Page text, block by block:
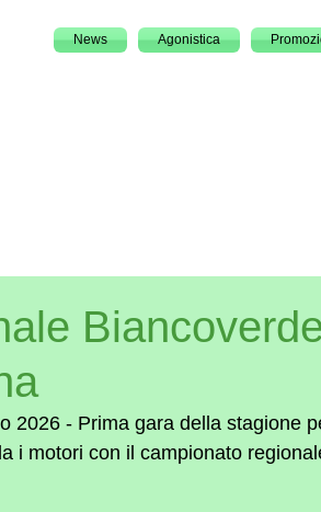
News Agonistica
2026 - Prima gara della stagione
i motori con il campionato